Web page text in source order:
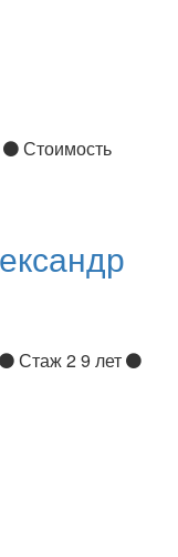
Стоимость
Стаж 2 9 лет